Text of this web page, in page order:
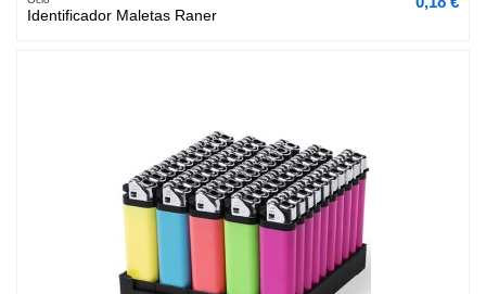
Identificador Maletas Raner